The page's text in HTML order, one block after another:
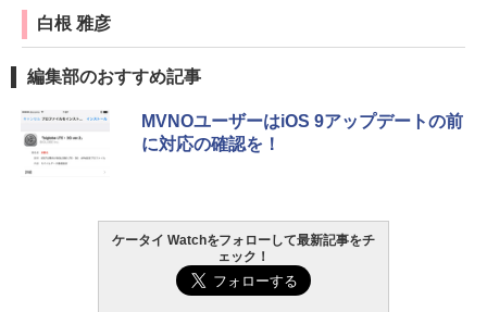
白根 雅彦
編集部のおすすめ記事
MVNOユーザーはiOS 9アップデートの前
に対応の確認を！
ケータイ Watchをフォローして最新記事をチ
ェック！